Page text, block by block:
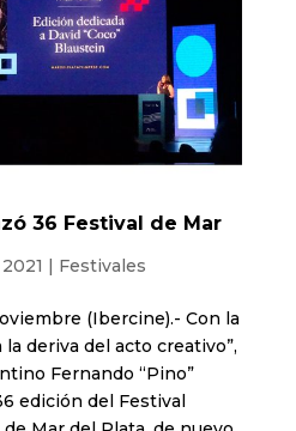
36 Festival de Mar
| Festivales
(Ibercine).- Con la
deriva del acto creativo”,
Fernando “Pino”
edición del Festival